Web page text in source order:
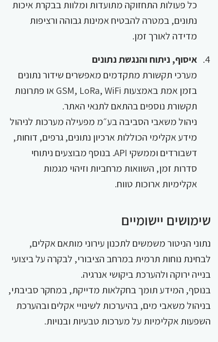
כל פעולות התחזוקה מתועדות ומלוות בבקרת איכות
נתונים, במטרה להבטיח אמינות גבוהה ורציפות
מדידה לאורך זמן.
איסוף, ניתוח והנגשת נתונים
מערכי תקשורת מתקדמים מאפשרים שידור נתונים
בזמן אמת באמצעות GSM, LoRa, WiFi או פתרונות
תקשורת נוספים בהתאם לתנאי האתר.
ניהול משאבי הסביבה בע״מ מפעילה מערכות לניהול
מידע אקלימי הכוללות ארכיון נתונים, גרפים, דוחות,
דשבורדים וממשקי API. בנוסף מבוצעים ניתוחי
סדרות זמן, השוואות מרחביות וזיהוי מגמות
אקלימיות ארוכות טווח.
שימושים יישומיים
נתוני הניטור משמשים לתכנון עירוני מותאם אקלים,
לבחינת נוחות תרמית במרחב הציבורי, לבקרה על ביצועי
בנייה ירוקה ולהערכת ביקושי אנרגיה.
בנוסף, המידע תומך בחקלאות מדייקת, במחקר סביבתי,
בניהול משאבי מים, בהיערכות לשינויי אקלים ובהערכת
השפעות אקלימיות על מערכות טבעיות ובנויות.